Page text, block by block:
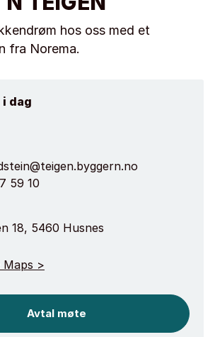
hos oss med et
fra Norema.
dag
59 10
18, 5460 Husnes
Maps >
Avtal møte